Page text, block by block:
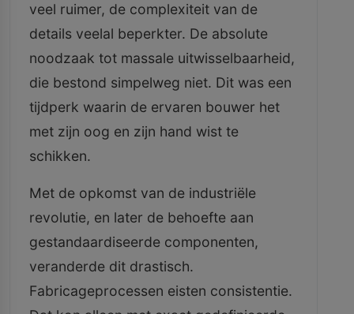
veel ruimer, de complexiteit van de
details veelal beperkter. De absolute
noodzaak tot massale uitwisselbaarheid,
die bestond simpelweg niet. Dit was een
tijdperk waarin de ervaren bouwer het
met zijn oog en zijn hand wist te
schikken.
Met de opkomst van de industriële
revolutie, en later de behoefte aan
gestandaardiseerde componenten,
veranderde dit drastisch.
Fabricageprocessen eisten consistentie.